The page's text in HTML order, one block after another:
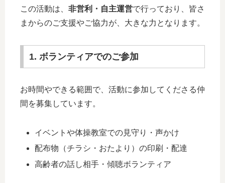
この活動は、 非営利・自主運営で行っており、皆さ
まからのご支援やご協力が、大きな力となります。
1. ボランティアでのご参加
お時間やできる範囲で、活動に参加してくださる仲
間を募集しています。
イベントや体操教室での見守り・声かけ
配布物（チラシ・おたより）の印刷・配達
高齢者の話し相手・傾聴ボランティア